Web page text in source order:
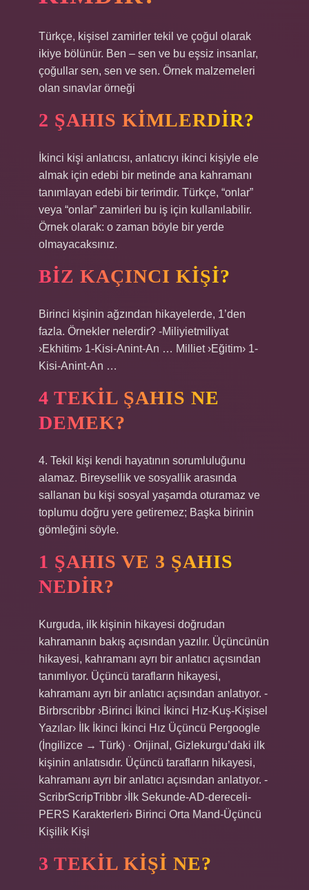
Türkçe, kişisel zamirler tekil ve çoğul olarak
ikiye bölünür. Ben – sen ve bu eşsiz insanlar,
çoğullar sen, sen ve sen. Örnek malzemeleri
olan sınavlar örneği
2 ŞAHIS KIMLERDIR?
İkinci kişi anlatıcısı, anlatıcıyı ikinci kişiyle ele
almak için edebi bir metinde ana kahramanı
tanımlayan edebi bir terimdir. Türkçe, “onlar”
veya “onlar” zamirleri bu iş için kullanılabilir.
Örnek olarak: o zaman böyle bir yerde
olmayacaksınız.
BIZ KAÇINCI KIŞI?
Birinci kişinin ağzından hikayelerde, 1’den
fazla. Örnekler nelerdir? -Miliyietmiliyat
›Ekhitim› 1-Kisi-Anint-An … Milliet ›Eğitim› 1-
Kisi-Anint-An …
4 TEKIL ŞAHIS NE
DEMEK?
4. Tekil kişi kendi hayatının sorumluluğunu
alamaz. Bireysellik ve sosyallik arasında
sallanan bu kişi sosyal yaşamda oturamaz ve
toplumu doğru yere getiremez; Başka birinin
gömleğini söyle.
1 ŞAHIS VE 3 ŞAHIS
NEDIR?
Kurguda, ilk kişinin hikayesi doğrudan
kahramanın bakış açısından yazılır. Üçüncünün
hikayesi, kahramanı ayrı bir anlatıcı açısından
tanımlıyor. Üçüncü tarafların hikayesi,
kahramanı ayrı bir anlatıcı açısından anlatıyor. -
Birbrscribbr ›Birinci İkinci İkinci Hız-Kuş-Kişisel
Yazılar› İlk İkinci İkinci Hız Üçüncü Pergoogle
(İngilizce → Türk) · Orijinal, Gizlekurgu’daki ilk
kişinin anlatısıdır. Üçüncü tarafların hikayesi,
kahramanı ayrı bir anlatıcı açısından anlatıyor. -
ScribrScripTribbr ›İlk Sekunde-AD-dereceli-
PERS Karakterleri› Birinci Orta Mand-Üçüncü
Kişilik Kişi
3 TEKIL KIŞI NE?